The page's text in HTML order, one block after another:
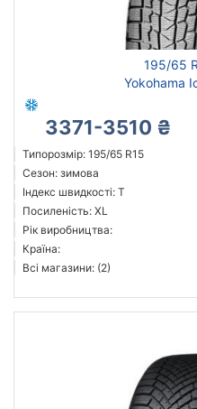
195/65
Yokohama
3371-3510 ₴
Типорозмір: 195/65 R15
Сезон: зимова
Індекс швидкості: T
Посиленість: XL
Рік виробництва:
Країна:
Всі магазини: (2)